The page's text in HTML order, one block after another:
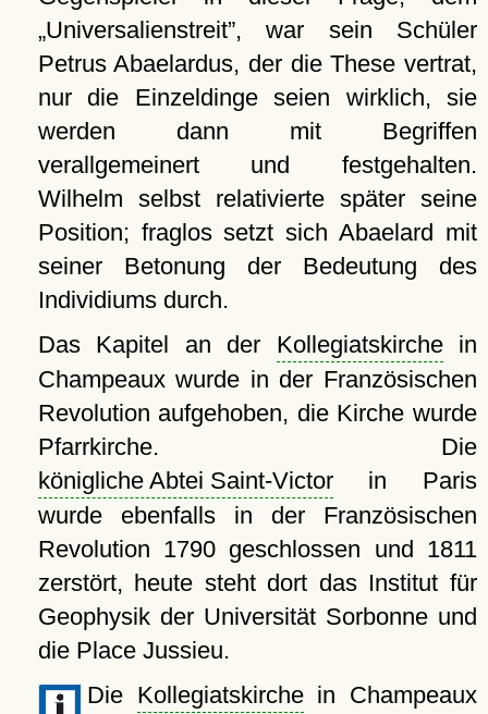
Universalienstreit , war sein Schüler
Petrus Abaelardus, der die These vertrat,
nur die Einzeldinge seien wirklich, sie
werden dann mit Begriffen
verallgemeinert und festgehalten.
Wilhelm selbst relativierte später seine
Position; fraglos setzt sich Abaelard mit
seiner Betonung der Bedeutung des
Individiums durch.
Das Kapitel an der Kollegiatskirchein
Champeaux wurde in der Französischen
Revolution aufgehoben, die Kirche wurde
Pfarrkirche. Die
königliche Abtei Saint-Victorin Paris
wurde ebenfalls in der Französischen
Revolution 1790 geschlossen und 1811
zerstört, heute steht dort das Institut für
Geophysik der Universität Sorbonne und
die Place Jussieu.
Die Kollegiatskirchein Champeaux